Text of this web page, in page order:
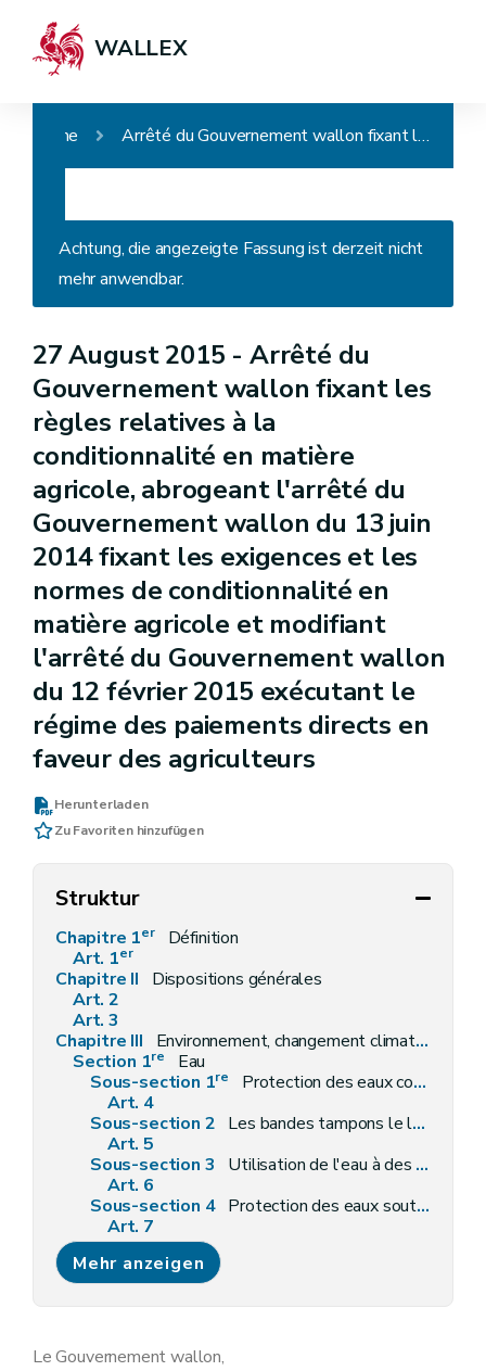
WALLEX
Home Arrêté du Gouvernement wallon fixant les règles relatives à la conditionnalité en matière agricole, abrogeant l'arrêté du Gouvernement wallon du 13 juin 2014 fixant les exigences et les normes de conditionnalité en matière agricole et modifiant l'arrêté du Gouvernement wallon du 12 février 2015 exécutant le régime des paiements directs en faveur des agriculteurs
Achtung, die angezeigte Fassung ist derzeit nicht
mehr anwendbar.
27 August 2015 - Arrêté du
Gouvernement wallon fixant les
règles relatives à la
conditionnalité en matière
agricole, abrogeant l'arrêté du
Gouvernement wallon du 13 juin
2014 fixant les exigences et les
normes de conditionnalité en
matière agricole et modifiant
l'arrêté du Gouvernement wallon
du 12 février 2015 exécutant le
régime des paiements directs en
faveur des agriculteurs
Herunterladen
Zu Favoriten hinzufügen
Struktur
Chapitre 1er
Définition
Art. 1er
Chapitre II
Dispositions générales
Art. 2
Art. 3
Chapitre III
Environnement, changement climatique et bonnes conditions agricoles des terres
Section 1re
Eau
Sous-section 1re
Protection des eaux contre la pollution par les nitrates d'origine agricole
Art. 4
Sous-section 2 Les bandes tampons le long des cours d'eau
Art. 5
Sous-section 3
Utilisation de l'eau à des fins d'irrigation
Art. 6
Sous-section 4 Protection des eaux souterraines contre la pollution causée par certaines substances dangereuses
Art. 7
Art. 8
Art. 9
Art. 10
Sous-section 1
Mehr anzeigen
Le Gouvernement wallon,